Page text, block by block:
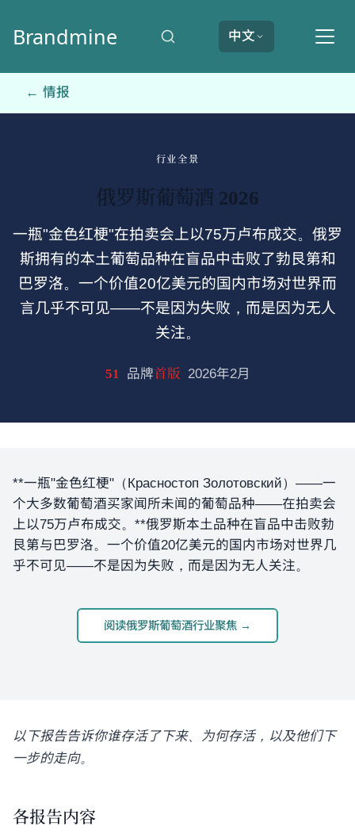
Brandmine 中文
← 情报
行业全景
俄罗斯葡萄酒 2026
一瓶"金色红梗"在拍卖会上以75万卢布成交。俄罗
斯拥有的本土葡萄品种在盲品中击败了勃艮第和
巴罗洛。一个价值20亿美元的国内市场对世界而
言几乎不可见——不是因为失败，而是因为无人
关注。
51 品牌首版 2026年2月
**一瓶"金色红梗"（Красностоп Золотовский）——一
个大多数葡萄酒买家闻所未闻的葡萄品种——在拍卖会
上以75万卢布成交。**俄罗斯本土品种在盲品中击败勃
艮第与巴罗洛。一个价值20亿美元的国内市场对世界几
乎不可见——不是因为失败，而是因为无人关注。
阅读俄罗斯葡萄酒行业聚焦 →
以下报告告诉你谁存活了下来、为何存活，以及他们下
一步的走向。
各报告内容